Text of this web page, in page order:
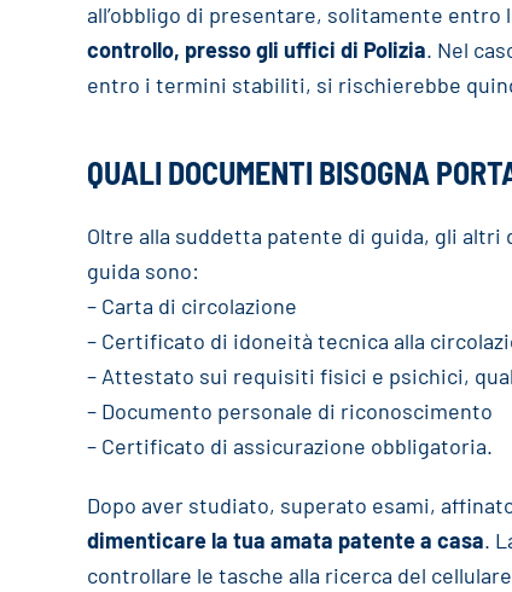
all’obbligo di presentare, solitamente entro
controllo, presso gli uffici di Polizia. Nel
entro i termini stabiliti, si rischierebbe
QUALI DOCUMENTI BISOGNA
Oltre alla suddetta patente di guida, gli
guida sono:
– Carta di circolazione
– Certificato di idoneità tecnica alla
– Attestato sui requisiti fisici e psichici,
– Documento personale di riconoscimento
– Certificato di assicurazione obbligatoria.
Dopo aver studiato, superato esami,
dimenticare la tua amata patente a casa.
controllare le tasche alla ricerca del